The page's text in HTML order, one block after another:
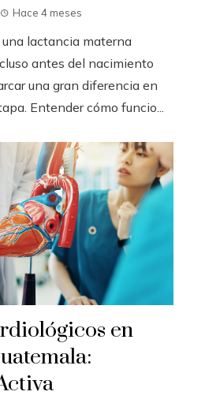
Hace 4 meses
lactancia materna
antes del nacimiento
una gran diferencia en
Entender cómo funcio...
en